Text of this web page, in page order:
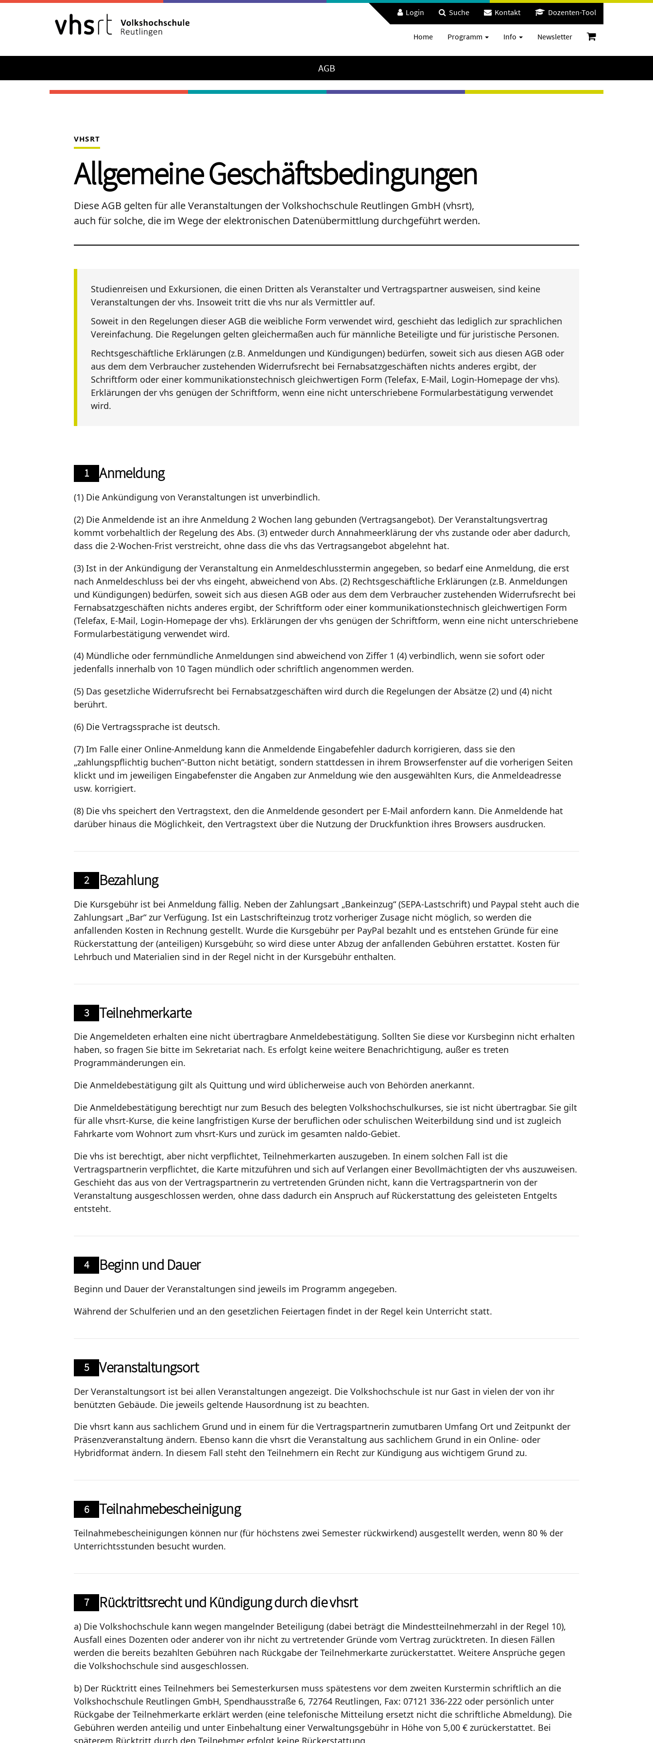
Login Suche Kontakt Dozenten-Tool
Home Programm Info Newsletter
AGB
VHSRT
Allgemeine Geschäftsbedingungen
Diese AGB gelten für alle Veranstaltungen der Volkshochschule Reutlingen GmbH (vhsrt),
auch für solche, die im Wege der elektronischen Datenübermittlung durchgeführt werden.
Studienreisen und Exkursionen, die einen Dritten als Veranstalter und Vertragspartner ausweisen, sind keine
Veranstaltungen der vhs. Insoweit tritt die vhs nur als Vermittler auf.
Soweit in den Regelungen dieser AGB die weibliche Form verwendet wird, geschieht das lediglich zur sprachlichen
Vereinfachung. Die Regelungen gelten gleichermaßen auch für männliche Beteiligte und für juristische Personen.
Rechtsgeschäftliche Erklärungen (z.B. Anmeldungen und Kündigungen) bedürfen, soweit sich aus diesen AGB oder
aus dem dem Verbraucher zustehenden Widerrufsrecht bei Fernabsatzgeschäften nichts anderes ergibt, der
Schriftform oder einer kommunikationstechnisch gleichwertigen Form (Telefax, E-Mail, Login-Homepage der vhs).
Erklärungen der vhs genügen der Schriftform, wenn eine nicht unterschriebene Formularbestätigung verwendet
wird.
1 Anmeldung
(1) Die Ankündigung von Veranstaltungen ist unverbindlich.
(2) Die Anmeldende ist an ihre Anmeldung 2 Wochen lang gebunden (Vertragsangebot). Der Veranstaltungsvertrag
kommt vorbehaltlich der Regelung des Abs. (3) entweder durch Annahmeerklärung der vhs zustande oder aber dadurch,
dass die 2-Wochen-Frist verstreicht, ohne dass die vhs das Vertragsangebot abgelehnt hat.
(3) Ist in der Ankündigung der Veranstaltung ein Anmeldeschlusstermin angegeben, so bedarf eine Anmeldung, die erst
nach Anmeldeschluss bei der vhs eingeht, abweichend von Abs. (2) Rechtsgeschäftliche Erklärungen (z.B. Anmeldungen
und Kündigungen) bedürfen, soweit sich aus diesen AGB oder aus dem dem Verbraucher zustehenden Widerrufsrecht bei
Fernabsatzgeschäften nichts anderes ergibt, der Schriftform oder einer kommunikationstechnisch gleichwertigen Form
(Telefax, E-Mail, Login-Homepage der vhs). Erklärungen der vhs genügen der Schriftform, wenn eine nicht unterschriebene
Formularbestätigung verwendet wird.
(4) Mündliche oder fernmündliche Anmeldungen sind abweichend von Ziffer 1 (4) verbindlich, wenn sie sofort oder
jedenfalls innerhalb von 10 Tagen mündlich oder schriftlich angenommen werden.
(5) Das gesetzliche Widerrufsrecht bei Fernabsatzgeschäften wird durch die Regelungen der Absätze (2) und (4) nicht
berührt.
(6) Die Vertragssprache ist deutsch.
(7) Im Falle einer Online-Anmeldung kann die Anmeldende Eingabefehler dadurch korrigieren, dass sie den
„zahlungspflichtig buchen“-Button nicht betätigt, sondern stattdessen in ihrem Browserfenster auf die vorherigen Seiten
klickt und im jeweiligen Eingabefenster die Angaben zur Anmeldung wie den ausgewählten Kurs, die Anmeldeadresse
usw. korrigiert.
(8) Die vhs speichert den Vertragstext, den die Anmeldende gesondert per E-Mail anfordern kann. Die Anmeldende hat
darüber hinaus die Möglichkeit, den Vertragstext über die Nutzung der Druckfunktion ihres Browsers ausdrucken.
2 Bezahlung
Die Kursgebühr ist bei Anmeldung fällig. Neben der Zahlungsart „Bankeinzug“ (SEPA-Lastschrift) und Paypal steht auch die
Zahlungsart „Bar“ zur Verfügung. Ist ein Lastschrifteinzug trotz vorheriger Zusage nicht möglich, so werden die
anfallenden Kosten in Rechnung gestellt. Wurde die Kursgebühr per PayPal bezahlt und es entstehen Gründe für eine
Rückerstattung der (anteiligen) Kursgebühr, so wird diese unter Abzug der anfallenden Gebühren erstattet. Kosten für
Lehrbuch und Materialien sind in der Regel nicht in der Kursgebühr enthalten.
3 Teilnehmerkarte
Die Angemeldeten erhalten eine nicht übertragbare Anmeldebestätigung. Sollten Sie diese vor Kursbeginn nicht erhalten
haben, so fragen Sie bitte im Sekretariat nach. Es erfolgt keine weitere Benachrichtigung, außer es treten
Programmänderungen ein.
Die Anmeldebestätigung gilt als Quittung und wird üblicherweise auch von Behörden anerkannt.
Die Anmeldebestätigung berechtigt nur zum Besuch des belegten Volkshochschulkurses, sie ist nicht übertragbar. Sie gilt
für alle vhsrt-Kurse, die keine langfristigen Kurse der beruflichen oder schulischen Weiterbildung sind und ist zugleich
Fahrkarte vom Wohnort zum vhsrt-Kurs und zurück im gesamten naldo-Gebiet.
Die vhs ist berechtigt, aber nicht verpflichtet, Teilnehmerkarten auszugeben. In einem solchen Fall ist die
Vertragspartnerin verpflichtet, die Karte mitzuführen und sich auf Verlangen einer Bevollmächtigten der vhs auszuweisen.
Geschieht das aus von der Vertragspartnerin zu vertretenden Gründen nicht, kann die Vertragspartnerin von der
Veranstaltung ausgeschlossen werden, ohne dass dadurch ein Anspruch auf Rückerstattung des geleisteten Entgelts
entsteht.
4 Beginn und Dauer
Beginn und Dauer der Veranstaltungen sind jeweils im Programm angegeben.
Während der Schulferien und an den gesetzlichen Feiertagen findet in der Regel kein Unterricht statt.
5 Veranstaltungsort
Der Veranstaltungsort ist bei allen Veranstaltungen angezeigt. Die Volkshochschule ist nur Gast in vielen der von ihr
benützten Gebäude. Die jeweils geltende Hausordnung ist zu beachten.
Die vhsrt kann aus sachlichem Grund und in einem für die Vertragspartnerin zumutbaren Umfang Ort und Zeitpunkt der
Präsenzveranstaltung ändern. Ebenso kann die vhsrt die Veranstaltung aus sachlichem Grund in ein Online- oder
Hybridformat ändern. In diesem Fall steht den Teilnehmern ein Recht zur Kündigung aus wichtigem Grund zu.
6 Teilnahmebescheinigung
Teilnahmebescheinigungen können nur (für höchstens zwei Semester rückwirkend) ausgestellt werden, wenn 80 % der
Unterrichtsstunden besucht wurden.
7 Rücktrittsrecht und Kündigung durch die vhsrt
a) Die Volkshochschule kann wegen mangelnder Beteiligung (dabei beträgt die Mindestteilnehmerzahl in der Regel 10),
Ausfall eines Dozenten oder anderer von ihr nicht zu vertretender Gründe vom Vertrag zurücktreten. In diesen Fällen
werden die bereits bezahlten Gebühren nach Rückgabe der Teilnehmerkarte zurückerstattet. Weitere Ansprüche gegen
die Volkshochschule sind ausgeschlossen.
b) Der Rücktritt eines Teilnehmers bei Semesterkursen muss spätestens vor dem zweiten Kurstermin schriftlich an die
Volkshochschule Reutlingen GmbH, Spendhausstraße 6, 72764 Reutlingen, Fax: 07121 336-222 oder persönlich unter
Rückgabe der Teilnehmerkarte erklärt werden (eine telefonische Mitteilung ersetzt nicht die schriftliche Abmeldung). Die
Gebühren werden anteilig und unter Einbehaltung einer Verwaltungsgebühr in Höhe von 5,00 € zurückerstattet. Bei
späterem Rücktritt durch den Teilnehmer erfolgt keine Rückerstattung.